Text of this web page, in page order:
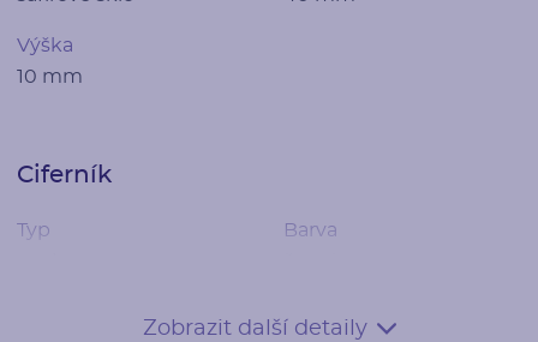
Výška
10 mm
Ciferník
Typ
Barva
Zobrazit další detaily